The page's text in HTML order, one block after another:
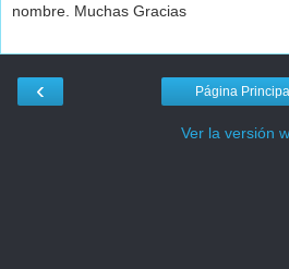
nombre. Muchas Gracias
‹ Página Principal
Ver la versión